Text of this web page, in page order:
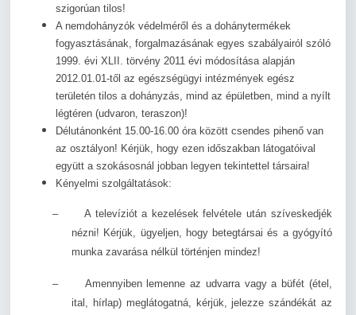
szigorúan tilos!
A nemdohányzók védelméről és a dohánytermékek
fogyasztásának, forgalmazásának egyes szabályairól szóló
1999. évi XLII. törvény 2011 évi módosítása alapján
2012.01.01-től az egészségügyi intézmények egész
területén tilos a dohányzás, mind az épületben, mind a nyílt
légtéren (udvaron, teraszon)!
Délutánonként 15.00-16.00 óra között csendes pihenő van
az osztályon! Kérjük, hogy ezen időszakban látogatóival
együtt a szokásosnál jobban legyen tekintettel társaira!
Kényelmi szolgáltatások:
–
A televíziót a kezelések felvétele után szíveskedjék
nézni! Kérjük, ügyeljen, hogy betegtársai és a gyógyító
munka zavarása nélkül történjen mindez!
–
Amennyiben lemenne az udvarra vagy a büfét (étel,
ital, hírlap) meglátogatná, kérjük, jelezze szándékát az